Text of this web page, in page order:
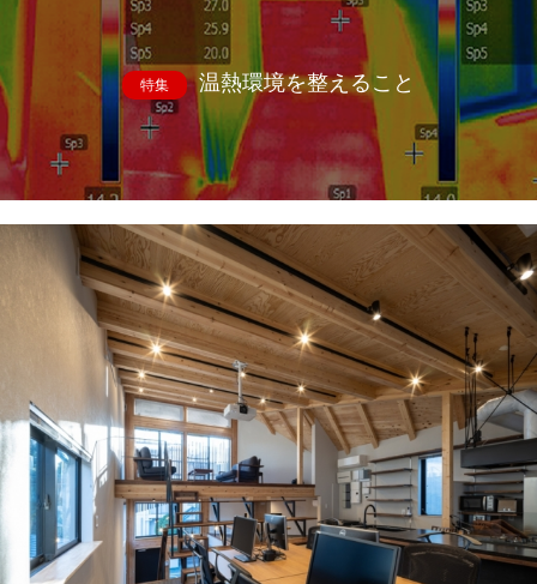
特集 温熱環境を整えること